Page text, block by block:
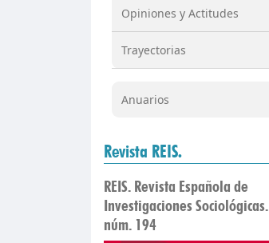
Opiniones y Actitudes
Trayectorias
Anuarios
Revista REIS.
REIS. Revista Española de
Investigaciones Sociológicas.
núm. 194